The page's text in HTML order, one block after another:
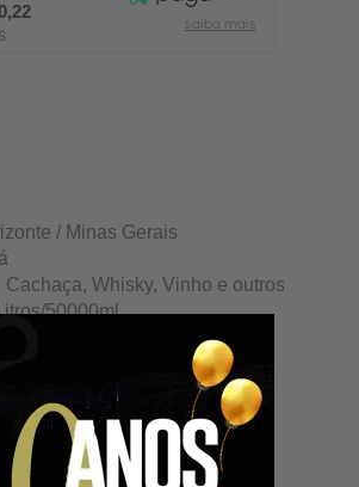
/ Minas Gerais
Cachaça, Whisky, Vinho e outros
50000ml
(LxAxC) 40x53x44cm
/ Luxo